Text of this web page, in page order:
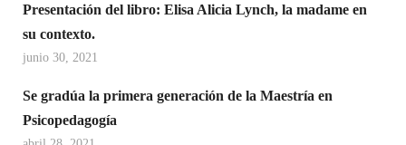
Presentación del libro: Elisa Alicia Lynch, la madame en
su contexto.
junio 30, 2021
Se gradúa la primera generación de la Maestría en
Psicopedagogía